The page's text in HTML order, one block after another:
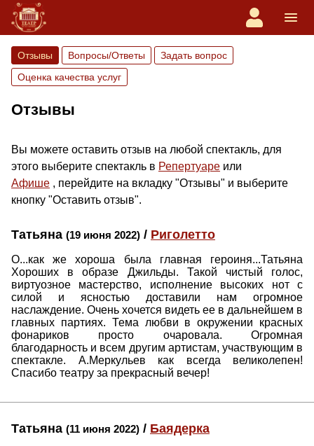
Отзывы Вопросы/Ответы
Задать вопрос
Оценка качества услуг
Отзывы
Вы можете оставить отзыв на любой спектакль, для
этого выберите спектакль в Репертуаре или
Афише , перейдите на вкладку "Отзывы" и выберите
кнопку "Оставить отзыв".
Татьяна (19 июня 2022) / Риголетто
О...как же хороша была главная героиня...Татьяна
Хороших в образе Джильды. Такой чистый голос,
виртуозное мастерство, исполнение высоких нот с
силой и ясностью доставили нам огромное
наслаждение. Очень хочется видеть ее в дальнейшем в
главных партиях. Тема любви в окружении красных
фонариков просто очаровала. Огромная
благодарность и всем другим артистам, участвующим в
спектакле. А.Меркульев как всегда великолепен!
Спасибо театру за прекрасный вечер!
Татьяна (11 июня 2022) / Баядерка